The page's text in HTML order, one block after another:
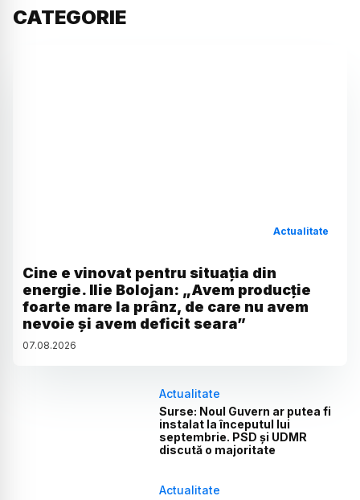
CATEGORIE
Actualitate
Cine e vinovat pentru situația din
energie. Ilie Bolojan: „Avem producție
foarte mare la prânz, de care nu avem
nevoie și avem deficit seara”
07.08.2026
Actualitate
Surse: Noul Guvern ar putea fi
instalat la începutul lui
septembrie. PSD și UDMR
discută o majoritate
Actualitate